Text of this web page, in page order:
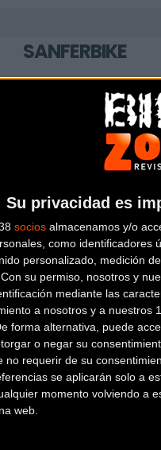
Su privacidad es
socios almacenamos y/o
como identificadores
personalizado, medición
Con su permiso, nosotros y
mediante las
a nosotros y a nuestros
forma alternativa, puede
o negar su
no requerir de su
se aplicarán solo a
momento volviendo a
web.
SANFERBIKE
C/Monte Ulía, 2,
2. (M-30 Junto Al Puente
(Madrid)
Sanferbike con 3
mayores cadenas de